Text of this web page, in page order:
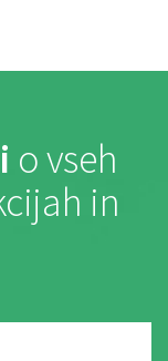
o vseh
in